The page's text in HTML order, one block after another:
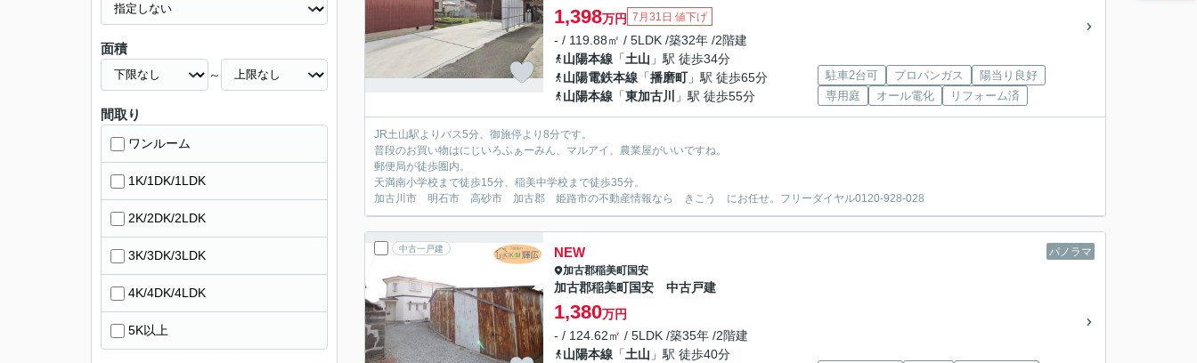
1,398万円 7月31日 値下げ
- / 119.88㎡ / 5LDK /築32年 /2階建
山陽本線 「土山 」駅 徒歩34分
山陽電鉄本線 「播磨町」駅 徒歩65分
山陽本線 「東加古川 」駅 徒歩55分
駐車2台可 プロパンガス
陽当り良好
専用庭
オール電化 リフォーム済
JR土山駅よりバス5分、御旅停より8分です。
普段のお買い物はにじいろふぁーみん、マルアイ、農業屋がいいですね。
郵便局が徒歩圏内。
天満南小学校まで徒歩15分、稲美中学校まで徒歩35分。
加古川市 明石市 高砂市 加古郡 姫路市の不動産情報なら きこう にお任せ。フリーダイヤル0120-928-028
中古一戸建 パノラマ
NEW
加古郡稲美町国安
加古郡稲美町国安 中古戸建
1,380万円
- / 124.62㎡ / 5LDK /築35年 /2階建
山陽本線 「土山 」駅 徒歩40分
面積
～
間取り
ワンルーム
1K/1DK/1LDK
2K/2DK/2LDK
3K/3DK/3LDK
4K/4DK/4LDK
5K以上